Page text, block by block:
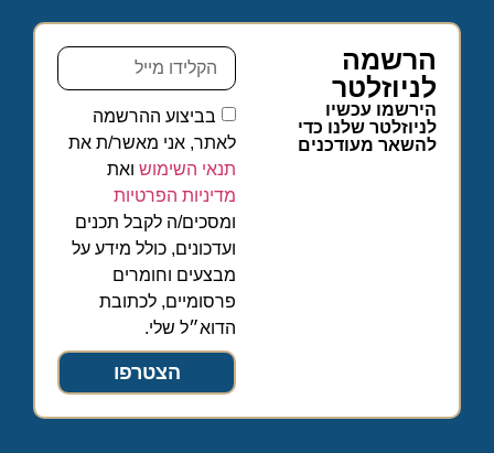
הרשמה
לניוזלטר
הירשמו עכשיו
לניוזלטר שלנו כדי
להשאר מעודכנים
בביצוע ההרשמה
לאתר, אני מאשר/ת את
תנאי השימוש ואת
מדיניות הפרטיות
ומסכים/ה לקבל תכנים
ועדכונים, כולל מידע על
מבצעים וחומרים
פרסומיים, לכתובת
הדוא״ל שלי.
הצטרפו